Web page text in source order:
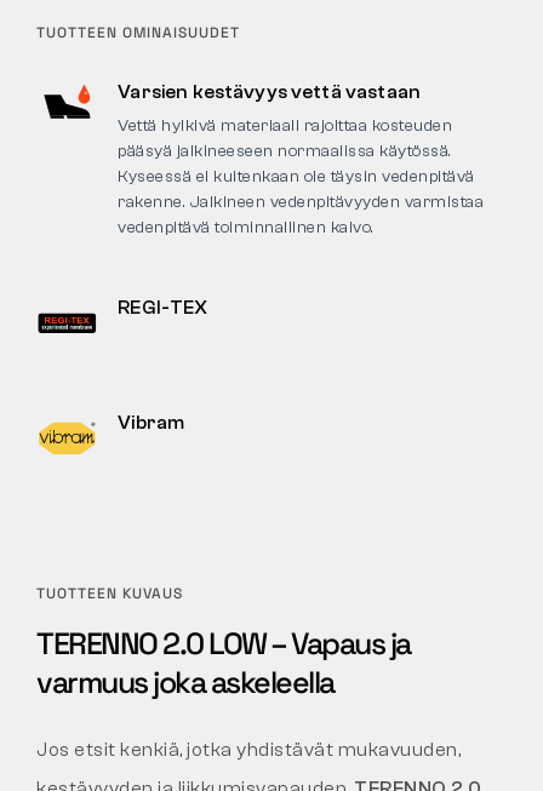
TUOTTEEN OMINAISUUDET
Varsien kestävyys vettä vastaan
Vettä hylkivä materiaali rajoittaa kosteuden
pääsyä jalkineeseen normaalissa käytössä.
Kyseessä ei kuitenkaan ole täysin vedenpitävä
rakenne. Jalkineen vedenpitävyyden varmistaa
vedenpitävä toiminnallinen kalvo.
REGI-TEX
Vibram
TUOTTEEN KUVAUS
TERENNO 2.0 LOW – Vapaus ja
varmuus joka askeleella
Jos etsit kenkiä, jotka yhdistävät mukavuuden,